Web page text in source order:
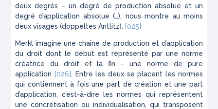
deux degrés – un degré de production absolue et un
degré d’application absolue (…), nous montre au moins
deux visages (doppeltes Antlitz).[025]
Merkl imagine une chaîne de production et d’application
du droit dont le début est représenté par une norme
créatrice du droit et la fin – une norme de pure
application[026]. Entre les deux se placent les normes
qui contiennent à fois une part de création et une part
d’application, c’est-à-dire les normes qui représentent
une concrétisation ou individualisation, qui transposent